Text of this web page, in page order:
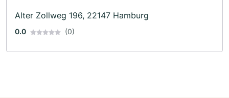
Alter Zollweg 196, 22147 Hamburg
0.0 (0)